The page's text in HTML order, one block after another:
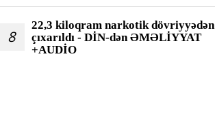
8
22,3 kiloqram narkotik dövriyyədən
çıxarıldı - DİN-dən ƏMƏLİYYAT
+AUDİO